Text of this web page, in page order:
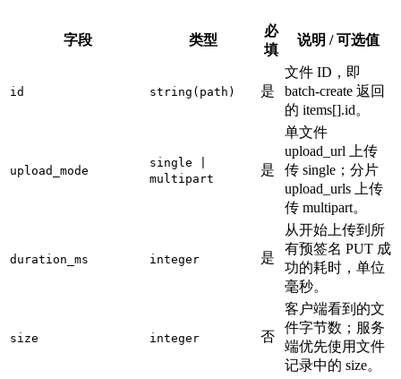
字段 类型
必
填
说明 / 可选值
id string(path) 是
文件 ID，即
batch-create 返回
的 items[].id。
upload_mode
single |
multipart
是
单文件
upload_url 上传
传 single；分片
upload_urls 上传
传 multipart。
duration_ms integer 是
从开始上传到所
有预签名 PUT 成
功的耗时，单位
毫秒。
size integer 否
客户端看到的文
件字节数；服务
端优先使用文件
记录中的 size。